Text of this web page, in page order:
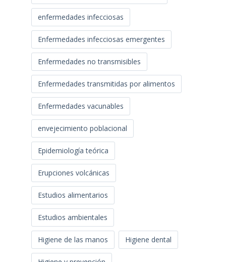
enfermedades infecciosas
Enfermedades infecciosas emergentes
Enfermedades no transmisibles
Enfermedades transmitidas por alimentos
Enfermedades vacunables
envejecimiento poblacional
Epidemiología teórica
Erupciones volcánicas
Estudios alimentarios
Estudios ambientales
Higiene de las manos Higiene dental